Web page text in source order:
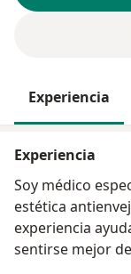
Experiencia
Experiencia
Soy médico
estética
experiencia
sentirse mejor